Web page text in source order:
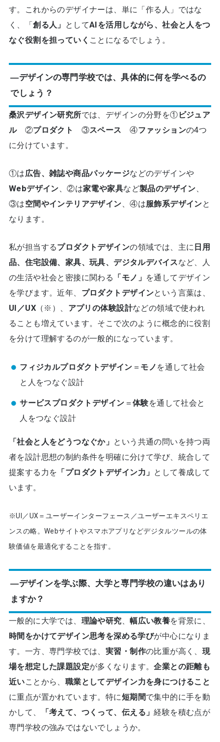
す。これからのデザイナーは、単に「作る人」ではな
く、「創る人」 としてAIを活用しながら、社会と人をつ
なぐ役割を担っていく ことになるでしょう。
―デザインの専門学校では、具体的に何を学べるの
でしょう？
桑沢デザイン研究所では、デザインの分野を① ビジュア
ル②プロダクト ③スペース ④ファッションの4つ
に分けています。
①は広告、雑誌や商品パッケージなどのデザインや
Webデザイン、②は家電や家具など製品のデザイン、
③は空間やインテリアデザイン、④は服飾系デザインと
なります。
私が担当するプロダクトデザインの領域では、主に 日用
品、住宅設備、家具、玩具、デジタルデバイスなど、人
の生活や社会と密接に関わる 「モノ」 を通してデザイン
を学びます。近年、 プロダクトデザインという言葉は、
UI／UX（※）、 アプリの体験設計などの領域で使われ
ることも増えています。そこで次のように概念的に役割
を分けて理解するのが一般的になっています。
フィジカルプロダクトデザイン ＝ モノ を通して社会
と人をつなぐ設計
サービスプロダクトデザイン ＝ 体験を通して社会と
人をつなぐ設計
「社会と人をどうつなぐか」 という共通の問いを持つ両
者を設計思想の制約条件を明確に分けて学び、統合して
提案する力を 「プロダクトデザイン力」 として養成して
います。
※UI／UX＝ユーザーインターフェース／ユーザーエキスペリエ
ンスの略。Webサイトやスマホアプリなどデジタルツールの体
験価値を最適化することを指す。
―デザインを学ぶ際、大学と専門学校の違いはあり
ますか？
一般的に大学では、 理論や研究 、幅広い教養を背景に、
時間をかけてデザイン思考を深める学びが中心になりま
す。一方、専門学校では、 実習・制作の比重が高く、 現
場を想定した課題設定が多くなります。企業との距離も
近いことから、 職業としてデザイン力を身につけること
に重点が置かれています。特に短期間で集中的に手を動
かして、
「考えて、つくって、伝える」経験を積む点が
専門学校の強みではないでしょうか。